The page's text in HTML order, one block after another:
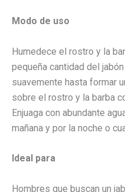
Modo de uso
Humedece el rostro y la
pequeña cantidad del
suavemente hasta formar
sobre el rostro y la barba
Enjuaga con abundante
mañana y por la noche o
Ideal para
Hombres que buscan un